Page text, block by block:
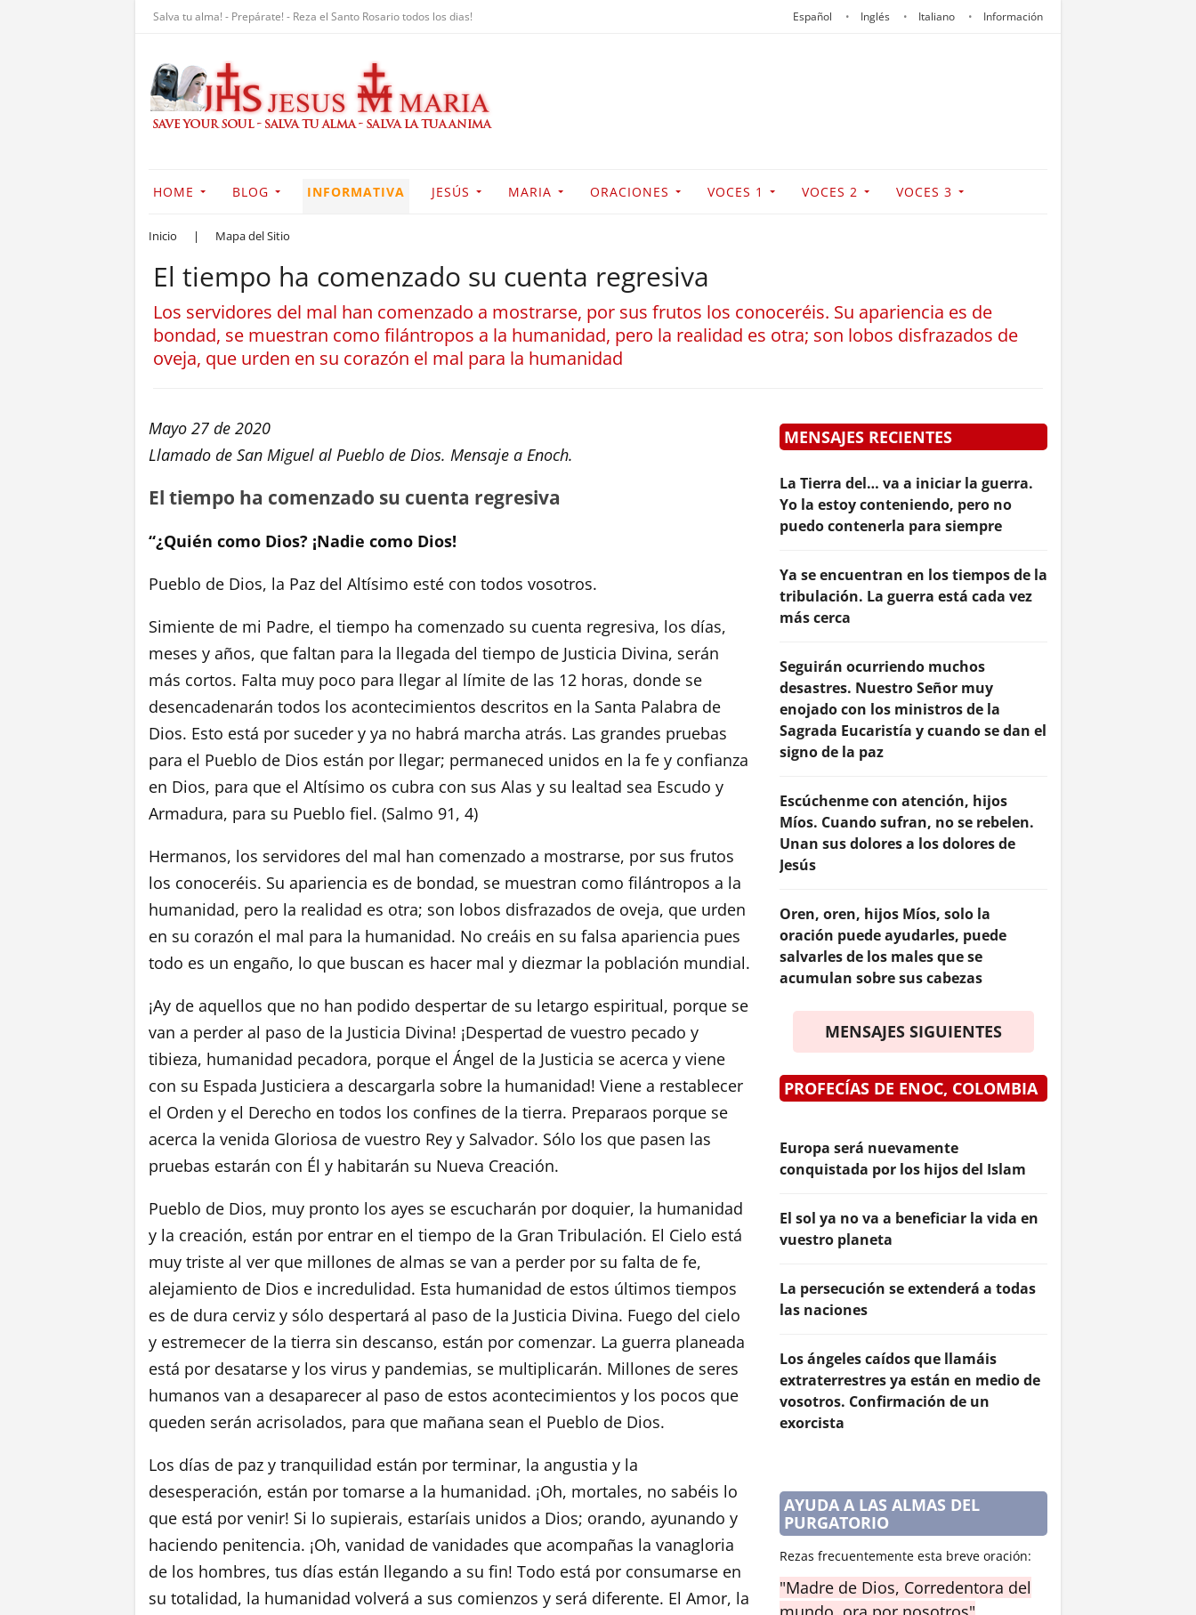
Salva tu alma! - Prepárate! - Reza el Santo Rosario todos los dias! Español Inglés Italiano Información
HOME BLOG INFORMATIVA JESÚS MARIA ORACIONES VOCES 1 VOCES 2 VOCES 3
Inicio | Mapa del Sitio
El tiempo ha comenzado su cuenta regresiva
Los servidores del mal han comenzado a mostrarse, por sus frutos los conoceréis. Su apariencia es de
bondad, se muestran como filántropos a la humanidad, pero la realidad es otra; son lobos disfrazados de
oveja, que urden en su corazón el mal para la humanidad
Mayo 27 de 2020
Llamado de San Miguel al Pueblo de Dios. Mensaje a Enoch.
El tiempo ha comenzado su cuenta regresiva
“¿Quién como Dios? ¡Nadie como Dios!
Pueblo de Dios, la Paz del Altísimo esté con todos vosotros.
Simiente de mi Padre, el tiempo ha comenzado su cuenta regresiva, los días,
meses y años, que faltan para la llegada del tiempo de Justicia Divina, serán
más cortos. Falta muy poco para llegar al límite de las 12 horas, donde se
desencadenarán todos los acontecimientos descritos en la Santa Palabra de
Dios. Esto está por suceder y ya no habrá marcha atrás. Las grandes pruebas
para el Pueblo de Dios están por llegar; permaneced unidos en la fe y confianza
en Dios, para que el Altísimo os cubra con sus Alas y su lealtad sea Escudo y
Armadura, para su Pueblo fiel. (Salmo 91, 4)
Hermanos, los servidores del mal han comenzado a mostrarse, por sus frutos
los conoceréis. Su apariencia es de bondad, se muestran como filántropos a la
humanidad, pero la realidad es otra; son lobos disfrazados de oveja, que urden
en su corazón el mal para la humanidad. No creáis en su falsa apariencia pues
todo es un engaño, lo que buscan es hacer mal y diezmar la población mundial.
¡Ay de aquellos que no han podido despertar de su letargo espiritual, porque se
van a perder al paso de la Justicia Divina! ¡Despertad de vuestro pecado y
tibieza, humanidad pecadora, porque el Ángel de la Justicia se acerca y viene
con su Espada Justiciera a descargarla sobre la humanidad! Viene a restablecer
el Orden y el Derecho en todos los confines de la tierra. Preparaos porque se
acerca la venida Gloriosa de vuestro Rey y Salvador. Sólo los que pasen las
pruebas estarán con Él y habitarán su Nueva Creación.
Pueblo de Dios, muy pronto los ayes se escucharán por doquier, la humanidad
y la creación, están por entrar en el tiempo de la Gran Tribulación. El Cielo está
muy triste al ver que millones de almas se van a perder por su falta de fe,
alejamiento de Dios e incredulidad. Esta humanidad de estos últimos tiempos
es de dura cerviz y sólo despertará al paso de la Justicia Divina. Fuego del cielo
y estremecer de la tierra sin descanso, están por comenzar. La guerra planeada
está por desatarse y los virus y pandemias, se multiplicarán. Millones de seres
humanos van a desaparecer al paso de estos acontecimientos y los pocos que
queden serán acrisolados, para que mañana sean el Pueblo de Dios.
Los días de paz y tranquilidad están por terminar, la angustia y la
desesperación, están por tomarse a la humanidad. ¡Oh, mortales, no sabéis lo
que está por venir! Si lo supierais, estaríais unidos a Dios; orando, ayunando y
haciendo penitencia. ¡Oh, vanidad de vanidades que acompañas la vanagloria
de los hombres, tus días están llegando a su fin! Todo está por consumarse en
su totalidad, la humanidad volverá a sus comienzos y será diferente. El Amor, la
MENSAJES RECIENTES
La Tierra del… va a iniciar la guerra.
Yo la estoy conteniendo, pero no
puedo contenerla para siempre
Ya se encuentran en los tiempos de la
tribulación. La guerra está cada vez
más cerca
Seguirán ocurriendo muchos
desastres. Nuestro Señor muy
enojado con los ministros de la
Sagrada Eucaristía y cuando se dan el
signo de la paz
Escúchenme con atención, hijos
Míos. Cuando sufran, no se rebelen.
Unan sus dolores a los dolores de
Jesús
Oren, oren, hijos Míos, solo la
oración puede ayudarles, puede
salvarles de los males que se
acumulan sobre sus cabezas
MENSAJES SIGUIENTES
PROFECÍAS DE ENOC, COLOMBIA
Europa será nuevamente
conquistada por los hijos del Islam
El sol ya no va a beneficiar la vida en
vuestro planeta
La persecución se extenderá a todas
las naciones
Los ángeles caídos que llamáis
extraterrestres ya están en medio de
vosotros. Confirmación de un
exorcista
AYUDA A LAS ALMAS DEL
PURGATORIO
Rezas frecuentemente esta breve oración:
"Madre de Dios, Corredentora del